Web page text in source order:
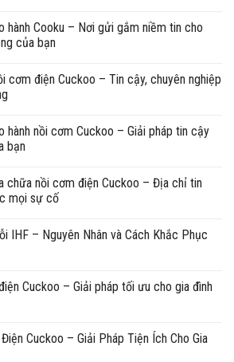
hành Cooku – Nơi gửi gắm niềm tin cho
của bạn
cơm điện Cuckoo – Tin cậy, chuyên nghiệp
hành nồi cơm Cuckoo – Giải pháp tin cậy
bạn
chữa nồi cơm điện Cuckoo – Địa chỉ tin
mọi sự cố
IHF – Nguyên Nhân và Cách Khắc Phục
Cuckoo – Giải pháp tối ưu cho gia đình
Cuckoo – Giải Pháp Tiện Ích Cho Gia